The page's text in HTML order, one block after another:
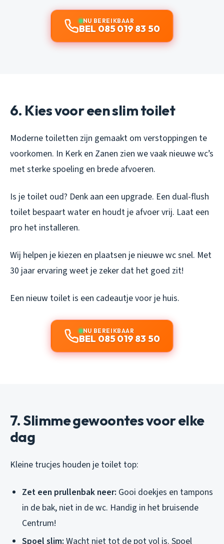
NU BEREIKBAAR
BEL 085 019 83 50
6. Kies voor een slim toilet
Moderne toiletten zijn gemaakt om verstoppingen te
voorkomen. In Kerk en Zanen zien we vaak nieuwe wc’s
met sterke spoeling en brede afvoeren.
Is je toilet oud? Denk aan een upgrade. Een dual-flush
toilet bespaart water en houdt je afvoer vrij. Laat een
pro het installeren.
Wij helpen je kiezen en plaatsen je nieuwe wc snel. Met
30 jaar ervaring weet je zeker dat het goed zit!
Een nieuw toilet is een cadeautje voor je huis.
NU BEREIKBAAR
BEL 085 019 83 50
7. Slimme gewoontes voor elke
dag
Kleine trucjes houden je toilet top:
Zet een prullenbak neer: Gooi doekjes en tampons
in de bak, niet in de wc. Handig in het bruisende
Centrum!
Spoel slim: Wacht niet tot de pot vol is. Spoel